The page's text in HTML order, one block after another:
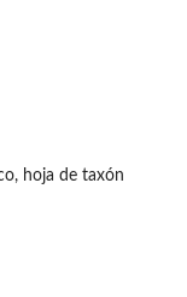
hoja de taxón